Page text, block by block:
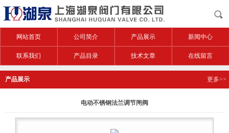
网站首页 公司简介 产品展示 新闻中心
联系我们 产品目录 技术文章 在线留言
产品展示 更多>>
电动不锈钢法兰调节闸阀